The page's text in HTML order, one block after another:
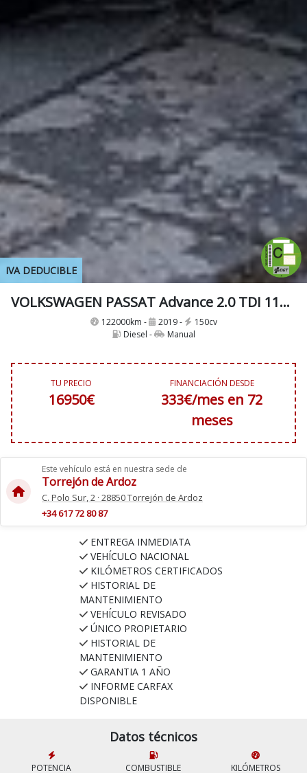
IVA DEDUCIBLE
VOLKSWAGEN PASSAT Advance 2.0 TDI 110kW (150CV)
122000km - 2019 -
150cv
Diesel -
Manual
TU PRECIO
16950€
FINANCIACIÓN DESDE
333€/mes en 72
meses
Este vehículo está en nuestra sede de
Torrejón de Ardoz
C. Polo Sur, 2 · 28850 Torrejón de Ardoz
+34 617 72 80 87
ENTREGA INMEDIATA
VEHÍCULO NACIONAL
KILÓMETROS CERTIFICADOS
HISTORIAL DE
MANTENIMIENTO
VEHÍCULO REVISADO
ÚNICO PROPIETARIO
HISTORIAL DE
MANTENIMIENTO
GARANTIA 1 AÑO
INFORME CARFAX
DISPONIBLE
Datos técnicos
POTENCIA COMBUSTIBLE KILÓMETROS